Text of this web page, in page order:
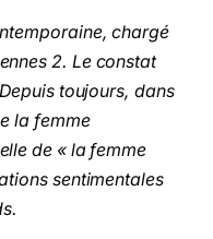
chargé
2. Le constat
toujours, dans
la femme
de « la femme
sentimentales